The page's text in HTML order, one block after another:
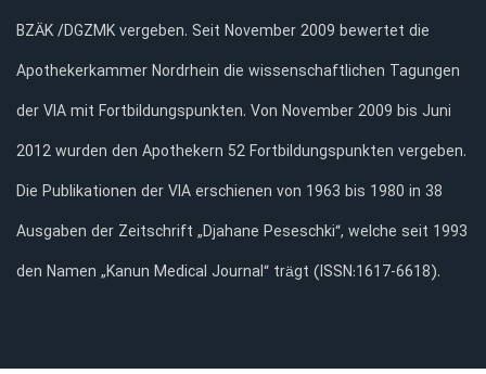
BZÄK /DGZMK vergeben. Seit November 2009 bewertet die
Apothekerkammer Nordrhein die wissenschaftlichen Tagungen
der VIA mit Fortbildungspunkten. Von November 2009 bis Juni
2012 wurden den Apothekern 52 Fortbildungspunkten vergeben.
Die Publikationen der VIA erschienen von 1963 bis 1980 in 38
Ausgaben der Zeitschrift „Djahane Peseschki“, welche seit 1993
den Namen „Kanun Medical Journal“ trägt (ISSN:1617-6618).